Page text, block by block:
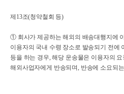
제13조(청약철회 등)
① 회사가 제공하는 해외의 배송대행지에
이용자의 국내 수령 장소로 발송되기 전에
등을 하는 경우, 해당 운송물은 이용자의
해외사업자에게 반송되며, 반송에 소요되